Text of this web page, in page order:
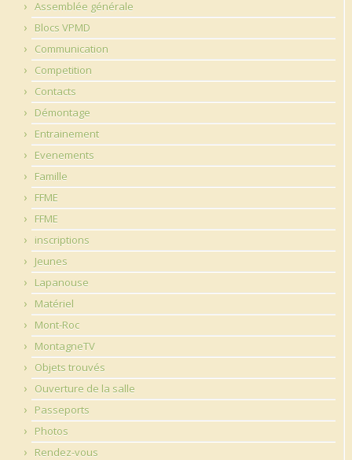
Assemblée générale
Blocs VPMD
Communication
Competition
Contacts
Démontage
Entrainement
Evenements
Famille
FFME
FFME
inscriptions
Jeunes
Lapanouse
Matériel
Mont-Roc
MontagneTV
Objets trouvés
Ouverture de la salle
Passeports
Photos
Rendez-vous